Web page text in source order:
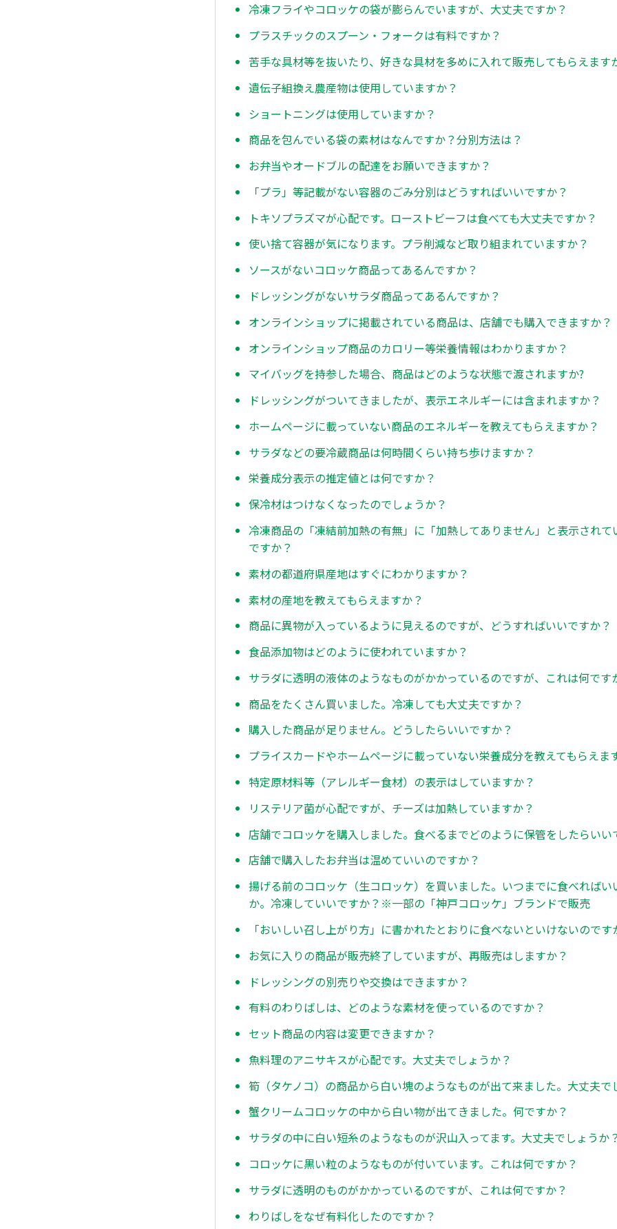
冷凍フライやコロッケの袋が膨らんでいますが、大丈夫ですか？
プラスチックのスプーン・フォークは有料ですか？
苦手な具材等を抜いたり、好きな具材を多めに入れて販売してもらえます
遺伝子組換え農産物は使用していますか？
ショートニングは使用していますか？
商品を包んでいる袋の素材はなんですか？分別方法は？
お弁当やオードブルの配達をお願いできますか？
「プラ」等記載がない容器のごみ分別はどうすればいいですか？
トキソプラズマが心配です。ローストビーフは食べても大丈夫ですか？
使い捨て容器が気になります。プラ削減など取り組まれていますか？
ソースがないコロッケ商品ってあるんですか？
ドレッシングがないサラダ商品ってあるんですか？
オンラインショップに掲載されている商品は、店舗でも購入できますか？
オンラインショップ商品のカロリー等栄養情報はわかりますか？
マイバッグを持参した場合、商品はどのような状態で渡されますか?
ドレッシングがついてきましたが、表示エネルギーには含まれますか？
ホームページに載っていない商品のエネルギーを教えてもらえますか？
サラダなどの要冷蔵商品は何時間くらい持ち歩けますか？
栄養成分表示の推定値とは何ですか？
保冷材はつけなくなったのでしょうか？
冷凍商品の「凍結前加熱の有無」に「加熱してありません」と表示されて
ですか？
素材の都道府県産地はすぐにわかりますか？
素材の産地を教えてもらえますか？
商品に異物が入っているように見えるのですが、どうすればいいですか？
食品添加物はどのように使われていますか？
サラダに透明の液体のようなものがかかっているのですが、これは何です
商品をたくさん買いました。冷凍しても大丈夫ですか？
購入した商品が足りません。どうしたらいいですか？
プライスカードやホームページに載っていない栄養成分を教えてもらえま
特定原材料等（アレルギー食材）の表示はしていますか？
リステリア菌が心配ですが、チーズは加熱していますか？
店舗でコロッケを購入しました。食べるまでどのように保管をしたらいい
店舗で購入したお弁当は温めていいのですか？
揚げる前のコロッケ（生コロッケ）を買いました。いつまでに食べればい
か。冷凍していいですか？※一部の「神戸コロッケ」ブランドで販売
「おいしい召し上がり方」に書かれたとおりに食べないといけないのです
お気に入りの商品が販売終了していますが、再販売はしますか？
ドレッシングの別売りや交換はできますか？
有料のわりばしは、どのような素材を使っているのですか？
セット商品の内容は変更できますか？
魚料理のアニサキスが心配です。大丈夫でしょうか？
筍（タケノコ）の商品から白い塊のようなものが出て来ました。大丈夫で
蟹クリームコロッケの中から白い物が出てきました。何ですか？
サラダの中に白い短糸のようなものが沢山入ってます。大丈夫でしょうか
コロッケに黒い粒のようなものが付いています。これは何ですか？
サラダに透明のものがかかっているのですが、これは何ですか？
わりばしをなぜ有料化したのですか？